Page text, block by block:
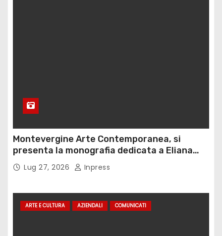
Montevergine Arte Contemporanea, si
presenta la monografia dedicata a Eliana
Adorno
Lug 27, 2026 Inpress
ARTE E CULTURA AZIENDALI COMUNICATI